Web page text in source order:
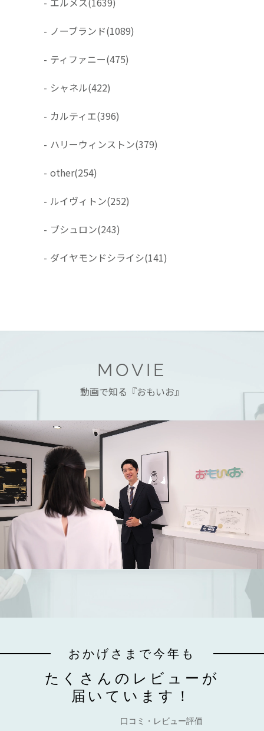
- ノーブランド(1089)
- ティファニー(475)
- シャネル(422)
- カルティエ(396)
- ハリーウィンストン(379)
- other(254)
- ルイヴィトン(252)
- ブシュロン(243)
- ダイヤモンドシライシ(141)
MOVIE
動画で知る『おもいお』
おかげさまで今年も
たくさんのレビューが
届いています！
口コミ・レビュー評価